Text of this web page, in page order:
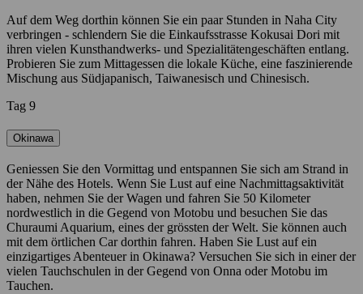
Auf dem Weg dorthin können Sie ein paar Stunden in Naha City
verbringen - schlendern Sie die Einkaufsstrasse Kokusai Dori mit
ihren vielen Kunsthandwerks- und Spezialitätengeschäften entlang.
Probieren Sie zum Mittagessen die lokale Küche, eine faszinierende
Mischung aus Südjapanisch, Taiwanesisch und Chinesisch.
Tag 9
Okinawa
Geniessen Sie den Vormittag und entspannen Sie sich am Strand in
der Nähe des Hotels. Wenn Sie Lust auf eine Nachmittagsaktivität
haben, nehmen Sie der Wagen und fahren Sie 50 Kilometer
nordwestlich in die Gegend von Motobu und besuchen Sie das
Churaumi Aquarium, eines der grössten der Welt. Sie können auch
mit dem örtlichen Car dorthin fahren. Haben Sie Lust auf ein
einzigartiges Abenteuer in Okinawa? Versuchen Sie sich in einer der
vielen Tauchschulen in der Gegend von Onna oder Motobu im
Tauchen.